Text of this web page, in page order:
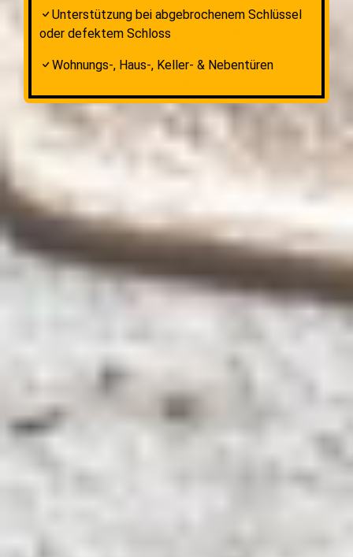
Unterstützung bei abgebrochenem Schlüssel
oder defektem Schloss
Wohnungs-, Haus-, Keller- & Nebentüren